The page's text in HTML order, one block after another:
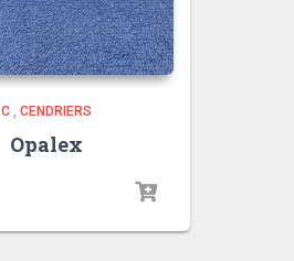
C , CENDRIERS
Opalex